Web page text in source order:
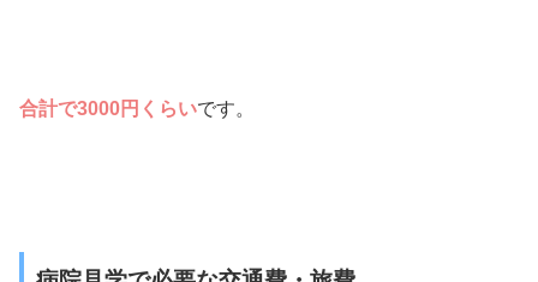
合計で3000円くらいです。